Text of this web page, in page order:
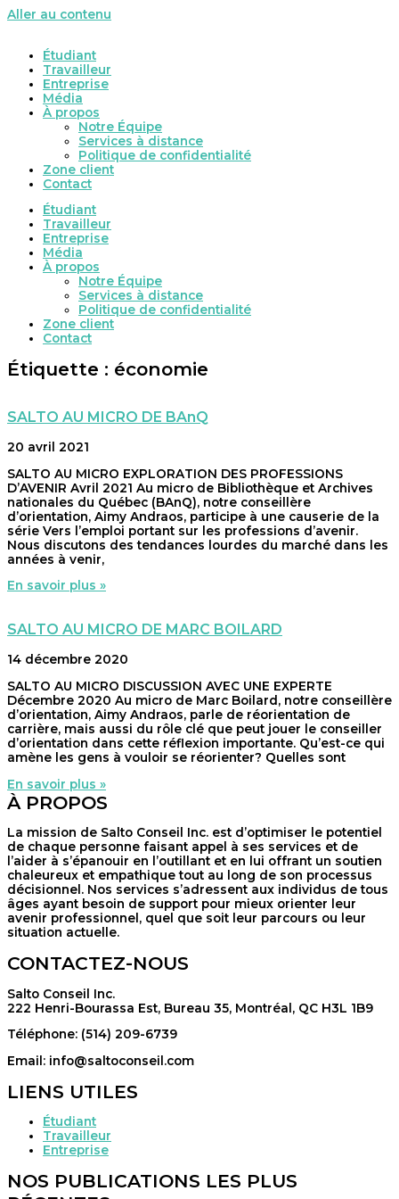
Aller au contenu
Étudiant
Travailleur
Entreprise
Média
À propos
Notre Équipe
Services à distance
Politique de confidentialité
Zone client
Contact
Étudiant
Travailleur
Entreprise
Média
À propos
Notre Équipe
Services à distance
Politique de confidentialité
Zone client
Contact
Étiquette : économie
SALTO AU MICRO DE BAnQ
20 avril 2021
SALTO AU MICRO EXPLORATION DES PROFESSIONS
D’AVENIR Avril 2021 Au micro de Bibliothèque et Archives
nationales du Québec (BAnQ), notre conseillère
d’orientation, Aimy Andraos, participe à une causerie de la
série Vers l’emploi portant sur les professions d’avenir.
Nous discutons des tendances lourdes du marché dans les
années à venir,
En savoir plus »
SALTO AU MICRO DE MARC BOILARD
14 décembre 2020
SALTO AU MICRO DISCUSSION AVEC UNE EXPERTE
Décembre 2020 Au micro de Marc Boilard, notre conseillère
d’orientation, Aimy Andraos, parle de réorientation de
carrière, mais aussi du rôle clé que peut jouer le conseiller
d’orientation dans cette réflexion importante. Qu’est-ce qui
amène les gens à vouloir se réorienter? Quelles sont
En savoir plus »
À PROPOS
La mission de Salto Conseil Inc. est d’optimiser le potentiel
de chaque personne faisant appel à ses services et de
l’aider à s’épanouir en l’outillant et en lui offrant un soutien
chaleureux et empathique tout au long de son processus
décisionnel. Nos services s’adressent aux individus de tous
âges ayant besoin de support pour mieux orienter leur
avenir professionnel, quel que soit leur parcours ou leur
situation actuelle.
CONTACTEZ-NOUS
Salto Conseil Inc.
222 Henri-Bourassa Est, Bureau 35, Montréal, QC H3L 1B9
Téléphone: (514) 209-6739
Email: info@saltoconseil.com
LIENS UTILES
Étudiant
Travailleur
Entreprise
NOS PUBLICATIONS LES PLUS